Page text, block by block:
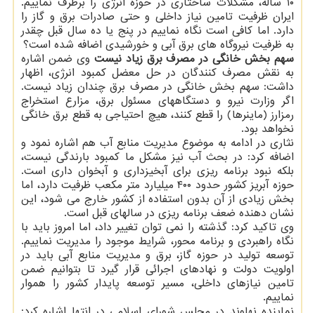
ایران ظرفیت تامین نیاز داخلی و حتی صادرات برق و گاز را
دارد. اما کافی است نگاه نماییم در پنج یا ده سال قبل چقدر
به ظرفیت نیروگاه های برق آبی و خورشیدی اضافه شده است؟
سهم بخش خانگی در مصرف برق زیاد نیست وی ضمن اشاره
به نقش مصرف کنندگان در حل معضل کمبود انرژی، اظهار
داشت: سهم بخش خانگی در مصرف برق چندان زیاد نیست.
اگر وزارت نیرو و دستگاههای مسئول برق، مزارع استخراج
رمزارز (ماینرها) را قطع کنند، هیچ احتیاجی به قطع برق خانگی
نخواهد بود.
نثاری در ادامه به موضوع مدیریت منابع آب هم اشاره نمود و
اضافه کرد: در بحث آب نیز مشکل ما کمبود بارندگی نیست،
بلکه نبود برنامه ریزی برای آبخیزداری و آبخوان داری است.
حوزه آبریز کشور حدود ۴۰۰ میلیارد متر مکعب ظرفیت دارد، اما
بخش زیادی از آن بدون استفاده از کشور خارج می شود، این
نشان دهنده ضعف برنامه ریزی در سالهای قبل است.
وی تاکید کرد: گذشته را نمی توان تغییر داد، اما امروز باید با
نگاه راهبردی و برنامه محور، شرایط موجود را مدیریت نماییم.
توسعه تولید در حوزه گاز، برق و مدیریت منابع آبی باید در
اولویت دولت و نهادهای اجرائی قرار گیرد تا بتوانیم ضمن
تامین نیازهای داخلی، مسیر توسعه پایدار کشور را هموار
نماییم.